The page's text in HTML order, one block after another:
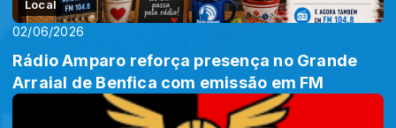
Local
02/06/2026
Rádio Amparo reforça presença no Grande
Arraial de Benfica com emissão em FM